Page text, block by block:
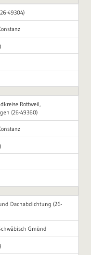
49304)
Rottweil,
(26-49360)
Dachabdichtung (26-
Gmünd